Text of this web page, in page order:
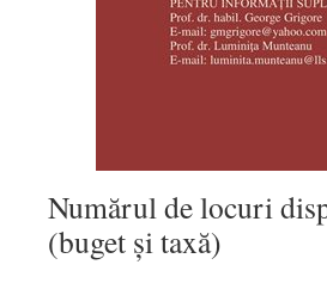
Numărul de locuri
(buget și taxă)